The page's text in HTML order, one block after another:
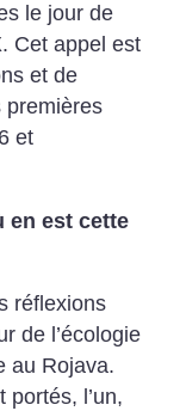
le jour de
Cet appel est
et de
premières
et
en est cette
réflexions
de l’écologie
au Rojava.
l’un,